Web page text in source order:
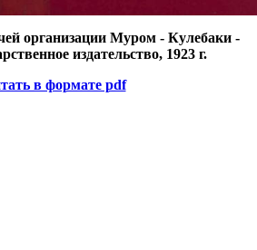
организации Муром - Кулебаки -
издательство, 1923 г.
в формате pdf